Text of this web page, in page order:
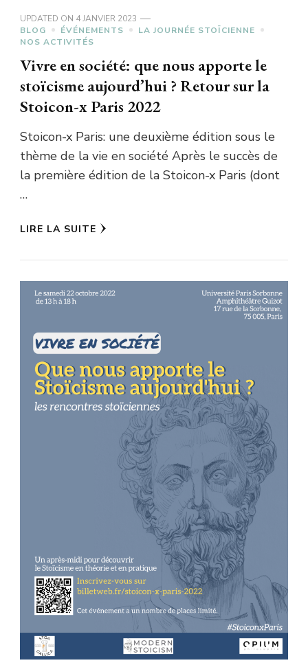
UPDATED ON 4 JANVIER 2023
BLOG
ÉVÉNEMENTS
LA JOURNÉE STOÏCIENNE
NOS ACTIVITÉS
Vivre en société: que nous apporte le
stoïcisme aujourd’hui ? Retour sur la
Stoicon-x Paris 2022
Stoicon-x Paris: une deuxième édition sous le
thème de la vie en société Après le succès de
la première édition de la Stoicon-x Paris (dont
…
LIRE LA SUITE